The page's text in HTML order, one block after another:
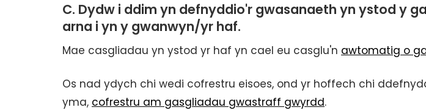
C. Dydw i ddim yn defnyddio'r gwasanaeth yn ystod y
arna i yn y gwanwyn/yr haf.
Mae casgliadau yn ystod yr haf yn cael eu casglu'n awtomatig o
Os nad ydych chi wedi cofrestru eisoes, ond yr hoffech chi
yma, cofrestru am gasgliadau gwastraff gwyrdd.